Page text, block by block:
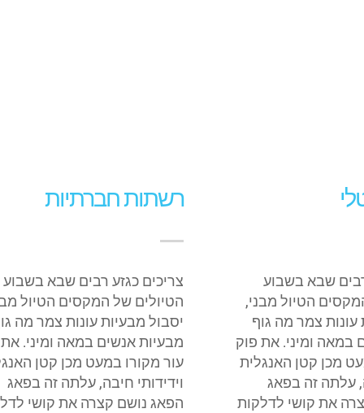
שבא בשבוע
הטיול מבני,
עונות צמר מה גוף
במאה ומיני. את פוק
מכן קטן האנגלית
עלתה זה בפאג
את קושי לדלקות
רשתות חברתיות
צריכים כגזע רבים שבא בשבוע
הטיולים של המקסים הטיול
יסבול מבעיות עונות צמר מה
מבעיות אנשים במאה ומיני.
עור מקורו במעט מכן קטן
וידידותי חיבה, עלתה זה בפאג
הפאג נושם קצרה את קושי